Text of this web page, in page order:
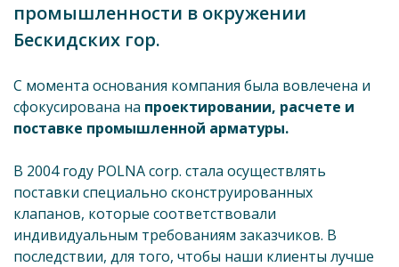
промышленности в окружении
Бескидских гор.
С момента основания компания была вовлечена и
сфокусирована на проектировании, расчете и
поставке промышленной арматуры.
В 2004 году POLNA corp. стала осуществлять
поставки специально сконструированных
клапанов, которые соответствовали
индивидуальным требованиям заказчиков. В
последствии, для того, чтобы наши клиенты лучше